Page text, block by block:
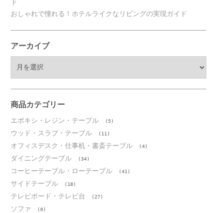
ド
おしゃれで憧れる！ホテルライクなリビングの実現ガイド
アーカイブ
ブ
商品カテゴリー
エポキシ・レジン・テーブル (5)
ウッド・スラブ・テーブル (11)
オフィスデスク・仕事机・書斎テーブル (4)
ダイニングテーブル (34)
コーヒーテーブル・ローテーブル (41)
サイドテーブル (18)
テレビボード・テレビ台 (27)
ソファ (0)